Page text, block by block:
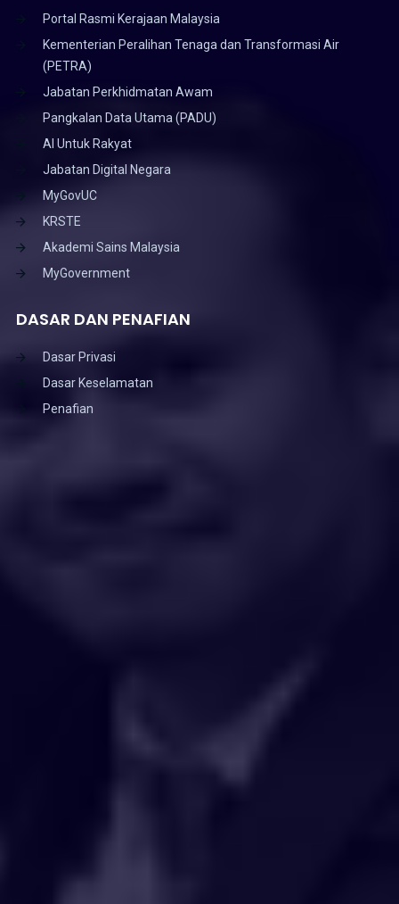
Portal Rasmi Kerajaan Malaysia
Kementerian Peralihan Tenaga dan Transformasi Air
(PETRA)
Jabatan Perkhidmatan Awam
Pangkalan Data Utama (PADU)
AI Untuk Rakyat
Jabatan Digital Negara
MyGovUC
KRSTE
Akademi Sains Malaysia
MyGovernment
DASAR DAN PENAFIAN
Dasar Privasi
Dasar Keselamatan
Penafian